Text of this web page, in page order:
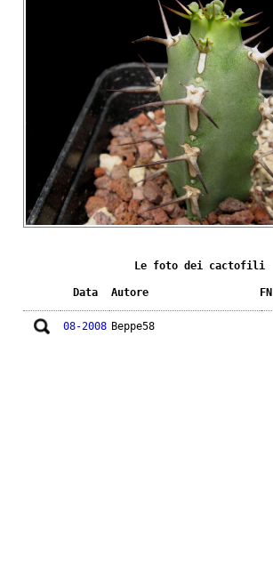
Le foto dei cactofili
Data Autore FN
08-2008 Beppe58